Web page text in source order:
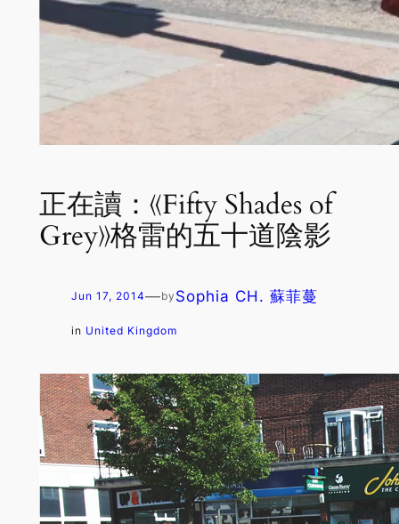
正在讀：《Fifty Shades of
Grey》格雷的五十道陰影
Jun 17, 2014—by Sophia CH. 蘇菲蔓
in United Kingdom